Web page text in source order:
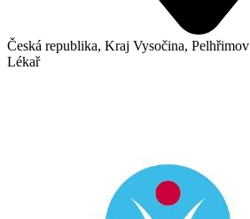
Česká republika, Kraj Vysočina, Pelhřimov
Lékař